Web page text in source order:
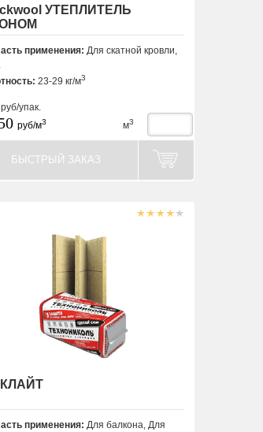
УТЕПЛИТЕЛЬ
применения: Для скатной кровли,
23-29 кг/м3
руб/упак.
руб/м3 м3
БЫСТРЫЙ ЗАКАЗ
применения: Для балкона, Для